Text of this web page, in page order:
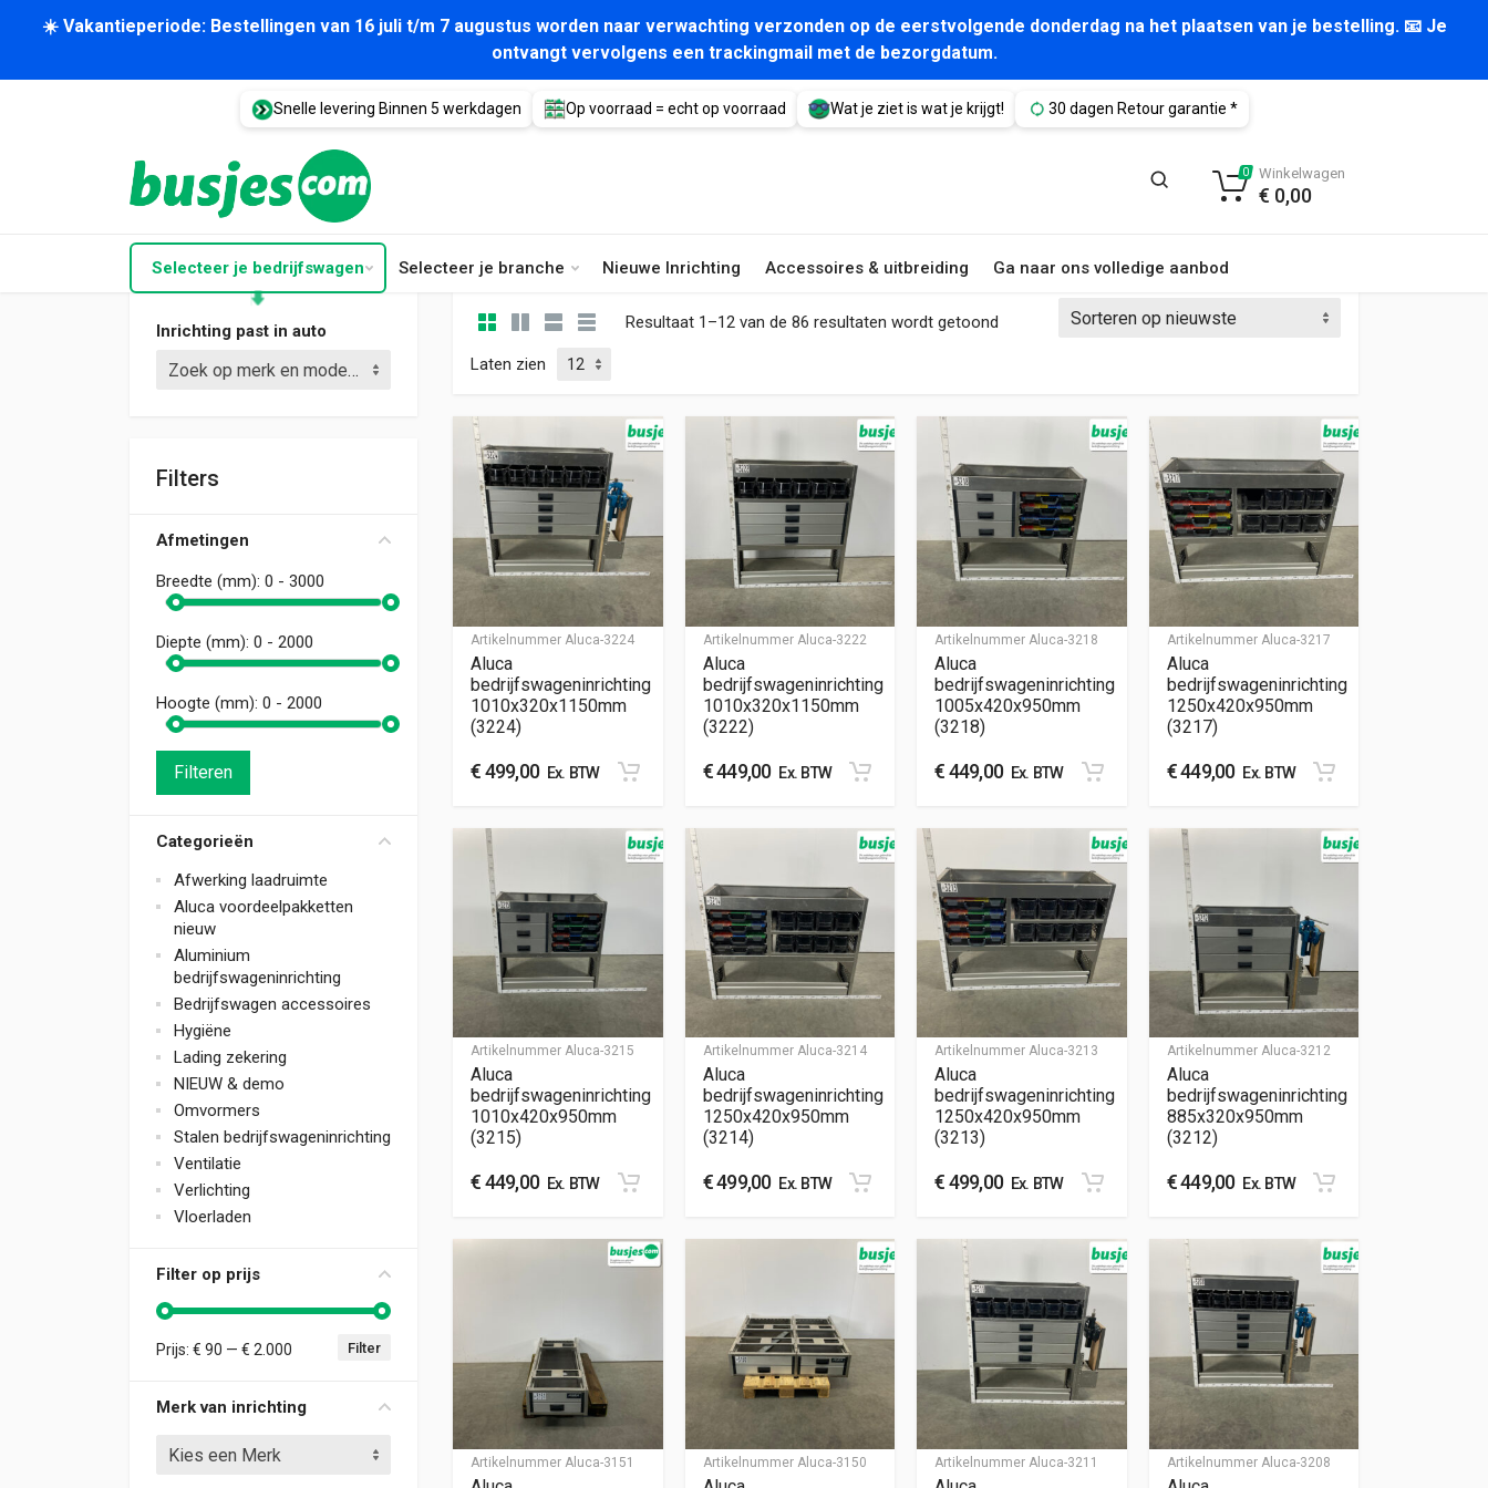
☀️ Vakantieperiode: Bestellingen van 16 juli t/m 7 augustus worden naar verwachting verzonden op de eerstvolgende donderdag na het plaatsen van je bestelling. 📧 Je
ontvangt vervolgens een trackingmail met de bezorgdatum.
Snelle levering Binnen 5 werkdagen Op voorraad = echt op voorraad Wat je ziet is wat je krijgt! 30 dagen Retour garantie *
Selecteer je bedrijfswagen Selecteer je branche Nieuwe Inrichting Accessoires & uitbreiding Ga naar ons volledige aanbod
0 Winkelwagen
€ 0,00
Inrichting past in auto
Zoek op merk en model (bijv. Crafter L3)
Filters
Afmetingen
Breedte (mm): 0 - 3000
Diepte (mm): 0 - 2000
Hoogte (mm): 0 - 2000
Filteren
Categorieën
Afwerking laadruimte
Aluca voordeelpakketten
nieuw
Aluminium
bedrijfswageninrichting
Bedrijfswagen accessoires
Hygiëne
Lading zekering
NIEUW & demo
Omvormers
Stalen bedrijfswageninrichting
Ventilatie
Verlichting
Vloerladen
Filter op prijs
Min. prijs
Max. prijs Filter
Prijs: € 90 — € 2.000
Merk van inrichting
Kies een Merk
Resultaat 1–12 van de 86 resultaten wordt getoond Gesorteerd op nieuwste
Laten zien
Artikelnummer Aluca-3224
Aluca
bedrijfswageninrichting
1010x320x1150mm
(3224)
€499,00Ex. BTW
Artikelnummer Aluca-3222
Aluca
bedrijfswageninrichting
1010x320x1150mm
(3222)
€449,00Ex. BTW
Artikelnummer Aluca-3218
Aluca
bedrijfswageninrichting
1005x420x950mm
(3218)
€449,00Ex. BTW
Artikelnummer Aluca-3217
Aluca
bedrijfswageninrichting
1250x420x950mm
(3217)
€449,00Ex. BTW
Artikelnummer Aluca-3215
Aluca
bedrijfswageninrichting
1010x420x950mm
(3215)
€449,00Ex. BTW
Artikelnummer Aluca-3214
Aluca
bedrijfswageninrichting
1250x420x950mm
(3214)
€499,00Ex. BTW
Artikelnummer Aluca-3213
Aluca
bedrijfswageninrichting
1250x420x950mm
(3213)
€499,00Ex. BTW
Artikelnummer Aluca-3212
Aluca
bedrijfswageninrichting
885x320x950mm
(3212)
€449,00Ex. BTW
Artikelnummer Aluca-3151 Artikelnummer Aluca-3150 Artikelnummer Aluca-3211 Artikelnummer Aluca-3208